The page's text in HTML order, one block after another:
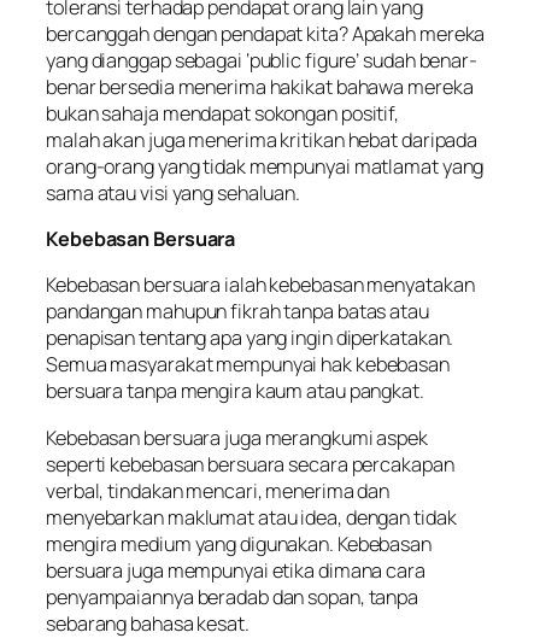
toleransi terhadap pendapat orang lain yang
bercanggah dengan pendapat kita? Apakah mereka
yang dianggap sebagai ‘public figure’ sudah benar-
benar bersedia menerima hakikat bahawa mereka
bukan sahaja mendapat sokongan positif,
malah akan juga menerima kritikan hebat daripada
orang-orang yang tidak mempunyai matlamat yang
sama atau visi yang sehaluan.
Kebebasan Bersuara
Kebebasan bersuara ialah kebebasan menyatakan
pandangan mahupun fikrah tanpa batas atau
penapisan tentang apa yang ingin diperkatakan.
Semua masyarakat mempunyai hak kebebasan
bersuara tanpa mengira kaum atau pangkat.
Kebebasan bersuara juga merangkumi aspek
seperti kebebasan bersuara secara percakapan
verbal, tindakan mencari, menerima dan
menyebarkan maklumat atau idea, dengan tidak
mengira medium yang digunakan. Kebebasan
bersuara juga mempunyai etika dimana cara
penyampaiannya beradab dan sopan, tanpa
sebarang bahasa kesat.